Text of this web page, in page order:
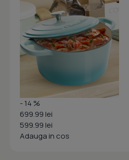
- 14 %
699.99 lei
599.99 lei
Adauga in cos